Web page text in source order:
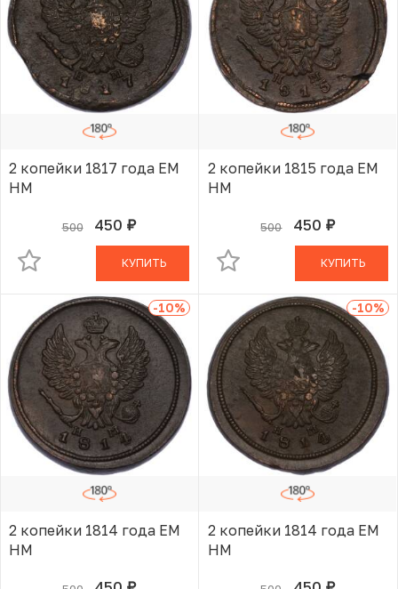
2 копейки 1817 года ЕМ
НМ
500 450 руб.
В КОРЗИНЕ
КУПИТЬ
2 копейки 1815 года ЕМ
НМ
500 450 руб.
В КОРЗИНЕ
КУПИТЬ
-10%
2 копейки 1814 года ЕМ
НМ
-10%
2 копейки 1814 года ЕМ
НМ